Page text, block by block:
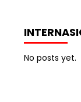
No posts yet.